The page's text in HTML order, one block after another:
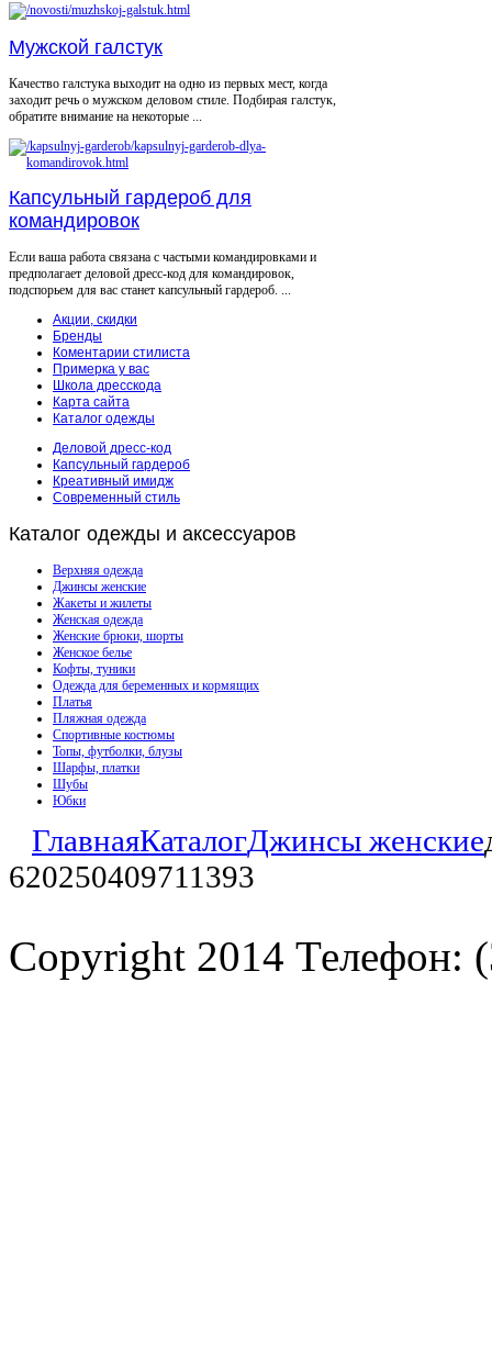
Мужской галстук
Качество галстука выходит на одно из первых мест, когда
заходит речь о мужском деловом стиле. Подбирая галстук,
обратите внимание на некоторые ...
Капсульный гардероб для
командировок
Если ваша работа связана с частыми командировками и
предполагает деловой дресс-код для командировок,
подспорьем для вас станет капсульный гардероб. ...
Акции, скидки
Бренды
Коментарии стилиста
Примерка у вас
Школа дресскода
Карта сайта
Каталог одежды
Деловой дресс-код
Капсульный гардероб
Креативный имидж
Современный стиль
Каталог одежды и аксессуаров
Верхняя одежда
Джинсы женские
Жакеты и жилеты
Женская одежда
Женские брюки, шорты
Женское белье
Кофты, туники
Одежда для беременных и кормящих
Платья
Пляжная одежда
Спортивные костюмы
Топы, футболки, блузы
Шарфы, платки
Шубы
Юбки
ГлавнаяКаталогДжинсы женские
620250409711393
Copyright 2014 Телефон: